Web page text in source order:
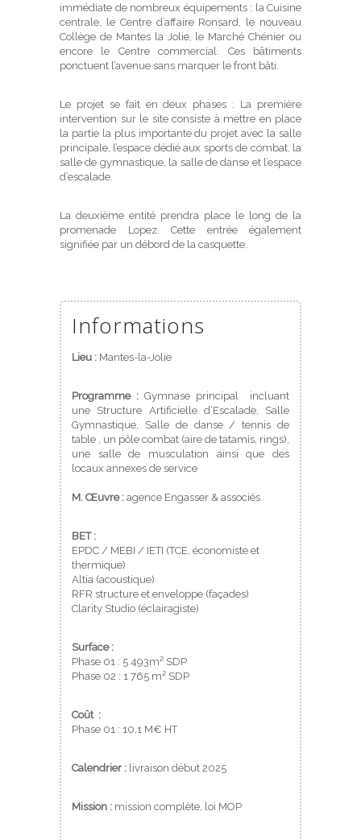
immédiate de nombreux équipements : la Cuisine
centrale, le Centre d’affaire Ronsard, le nouveau
Collège de Mantes la Jolie, le Marché Chénier ou
encore le Centre commercial. Ces bâtiments
ponctuent l’avenue sans marquer le front bâti.
Le projet se fait en deux phases : La première
intervention sur le site consiste à mettre en place
la partie la plus importante du projet avec la salle
principale, l’espace dédié aux sports de combat, la
salle de gymnastique, la salle de danse et l’espace
d’escalade.
La deuxième entité prendra place le long de la
promenade Lopez. Cette entrée également
signifiée par un débord de la casquette.
Informations
Lieu : Mantes-la-Jolie
Programme : Gymnase principal incluant
une Structure Artificielle d’Escalade, Salle
Gymnastique, Salle de danse / tennis de
table , un pôle combat (aire de tatamis, rings),
une salle de musculation ainsi que des
locaux annexes de service
M. Œuvre : agence Engasser & associés
BET :
EPDC / MEBI / IETI (TCE, économiste et
thermique)
Altia (acoustique)
RFR structure et enveloppe (façades)
Clarity Studio (éclairagiste)
Surface :
Phase 01 : 5 493m² SDP
Phase 02 : 1 765 m² SDP
Coût :
Phase 01 : 10,1 M€ HT
Calendrier : livraison début 2025
Mission : mission complète, loi MOP